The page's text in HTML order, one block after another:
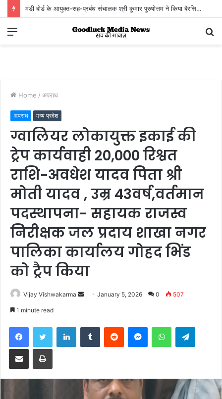
मंडी बोर्ड के आयुक्त-सह-प्रबंध संचालक श्री कुमार पुरुषोत्तम ने किया बैरसिया कृषि उपज मंडी का आकस्मिक निरीक्षण
किसानों, व्यापारियों एवं हम्मालों से संवाद कर व्यवस्थाओं का लिया जायजा
Menu
Home / अपराध
अपराध मध्य प्रदेश
ग्वालियर लोकायुक्त इकाई की
ट्रेप कार्यवाही 20,000 रिश्वत
राशि-अवधेश यादव पिता श्री
मोती यादव , उम्र 43वर्ष,वर्तमान
पदस्थापना- सहायक राजस्व
निरीक्षक जल प्रदाय शाखा नगर
पालिका कार्यालय गोहद भिंड
को ट्रैप किया
Vijay Vishwakarma
SendJanuary 5, 2026 0 507
1 minute read
FacebookTwitter LinkedInTumblr Reddit MessengerWhatsApp
Share via Email Print